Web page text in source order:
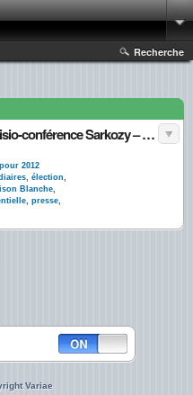
Recherche
[EXCLUSIF] Retranscription de la visio-conférence Sarkozy – Obama
2012
, élection,
Blanche,
, presse,
Variae